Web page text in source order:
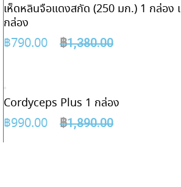
เห็ดหลินจือแดงสกัด (250 มก.) 1 กล่อง
กล่อง
฿790.00 ฿1,380.00
Cordyceps Plus 1 กล่อง
฿990.00 ฿1,890.00